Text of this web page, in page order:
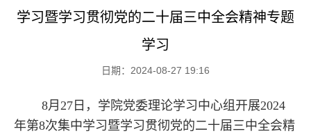
学习暨学习贯彻党的二十届三中全会精神专题
学习
日期：2024-08-27 19:16
8月27日，学院党委理论学习中心组开展2024
年第8次集中学习暨学习贯彻党的二十届三中全会精